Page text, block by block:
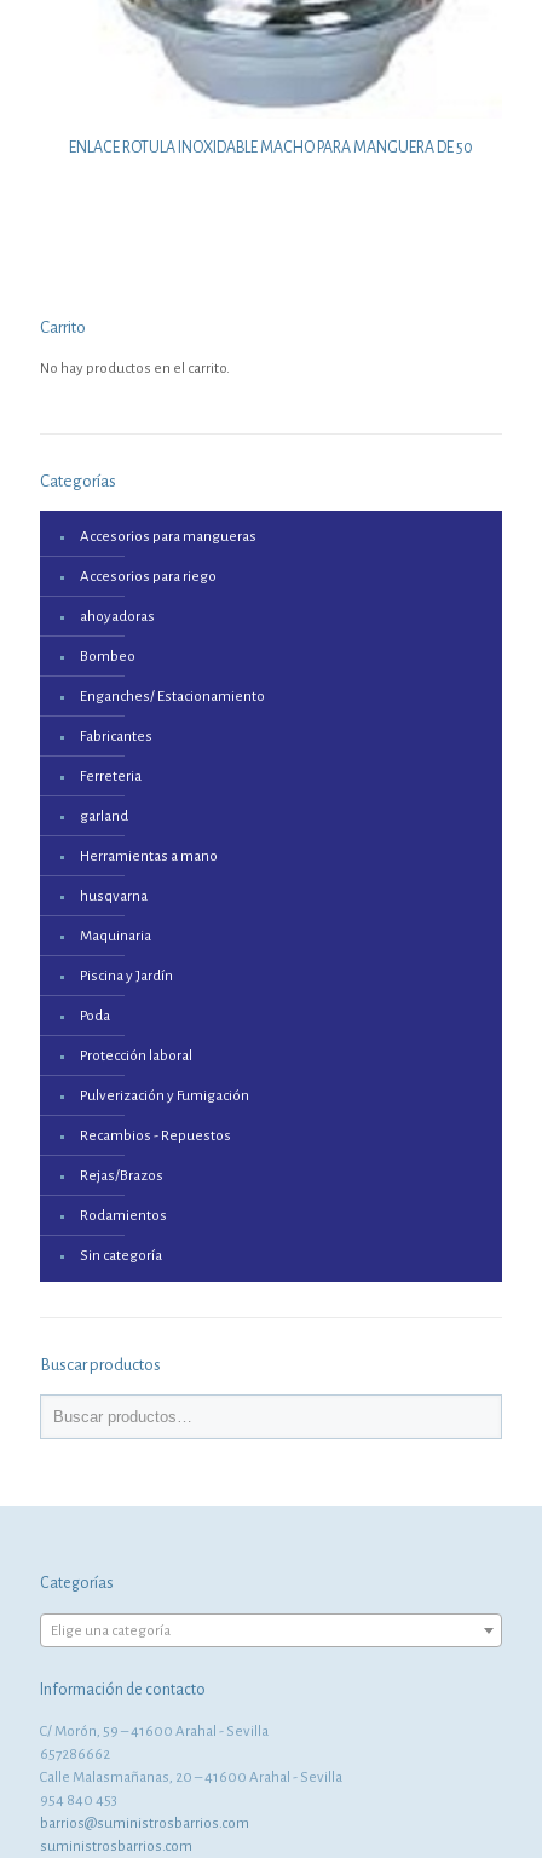
ENLACE ROTULA INOXIDABLE MACHO PARA MANGUERA DE 50
Carrito
No hay productos en el carrito.
Categorías
Accesorios para mangueras
Accesorios para riego
ahoyadoras
Bombeo
Enganches/ Estacionamiento
Fabricantes
Ferreteria
garland
Herramientas a mano
husqvarna
Maquinaria
Piscina y Jardín
Poda
Protección laboral
Pulverización y Fumigación
Recambios - Repuestos
Rejas/Brazos
Rodamientos
Sin categoría
Buscar productos
Categorías
Elige una categoría
Información de contacto
C/ Morón, 59 – 41600 Arahal - Sevilla
657286662
Calle Malasmañanas, 20 – 41600 Arahal - Sevilla
954 840 453
barrios@suministrosbarrios.com
suministrosbarrios.com